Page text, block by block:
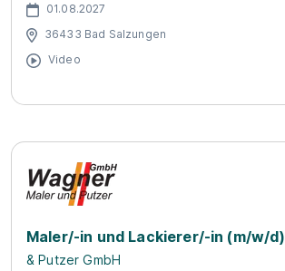
01.08.2027
36433 Bad Salzungen
Video
Maler/-in und Lackierer/-in (m/w/d)
& Putzer GmbH